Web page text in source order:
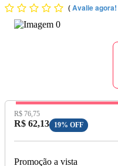
(Avalie agora!
Preço Original:
R$ 76,75
Preço com Desconto:
R$ 62,13 19% OFF
Promoção a vista